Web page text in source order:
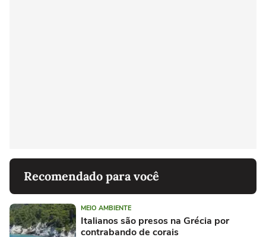
Recomendado para você
MEIO AMBIENTE
Italianos são presos na Grécia por
contrabando de corais